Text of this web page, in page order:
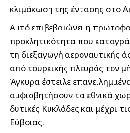
κλιμάκωση της έντασης στο
Αυτό επιβεβαιώνει η
προκλητικότητα που
τη διεξαγωγή αεροναυτικής
από τουρκικής πλευράς τον
Άγκυρα έστειλε
αμφισβητήσουν τα εθνικά
δυτικές Κυκλάδες και μέχρι
Εύβοιας.